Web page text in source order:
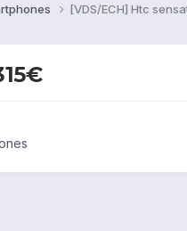
[VDS/ECH] Htc